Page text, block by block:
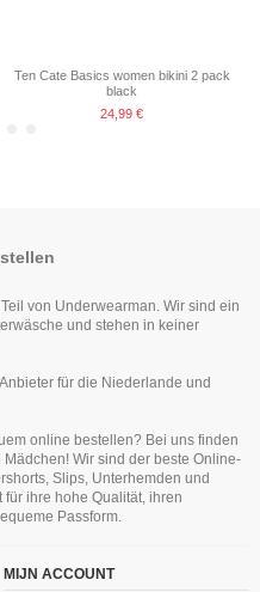
Ten Cate Basics women bikini 2 pack
black
24,99 €
Ten Cate Basics men shorty 2 pack
navy
32,99 €
Ten Cate Secrets Spaghetti Shirt
Schwartz
29,99 €
Ten Cate Mädchen Soft Top Light
Grey Melee 10-18Y Teens
13,95 €
Ten Cate Basics men V-neck shirt 2
pack black
39,99 €
von Underwearman. Wir sind ein
und stehen in keiner
für die Niederlande und
online bestellen? Bei uns finden
Wir sind der beste Online-
Slips, Unterhemden und
für ihre hohe Qualität, ihren
Passform.
MIJN ACCOUNT